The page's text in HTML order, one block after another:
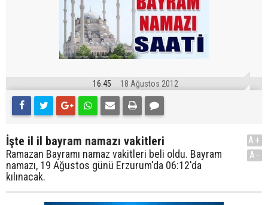
16:45 18 Ağustos 2012
İşte il il bayram namazı vakitleri
Ramazan Bayramı namaz vakitleri beli oldu. Bayram
namazı, 19 Ağustos günü Erzurum'da 06:12'da
kılınacak.
A+
A-